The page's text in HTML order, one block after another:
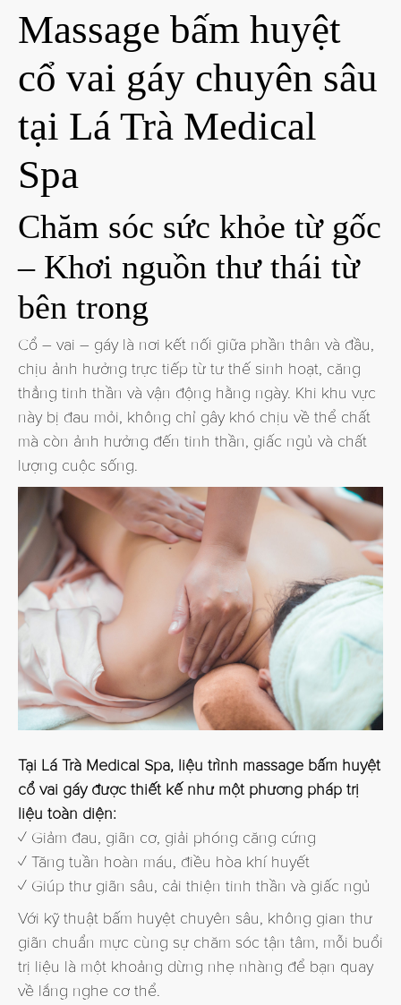
Massage bấm huyệt
cổ vai gáy chuyên sâu
tại Lá Trà Medical
Spa
Chăm sóc sức khỏe từ gốc
– Khơi nguồn thư thái từ
bên trong
Cổ – vai – gáy là nơi kết nối giữa phần thân và đầu,
chịu ảnh hưởng trực tiếp từ tư thế sinh hoạt, căng
thẳng tinh thần và vận động hằng ngày. Khi khu vực
này bị đau mỏi, không chỉ gây khó chịu về thể chất
mà còn ảnh hưởng đến tinh thần, giấc ngủ và chất
lượng cuộc sống.
Tại Lá Trà Medical Spa, liệu trình massage bấm huyệt
cổ vai gáy được thiết kế như một phương pháp trị
liệu toàn diện:
✓ Giảm đau, giãn cơ, giải phóng căng cứng
✓ Tăng tuần hoàn máu, điều hòa khí huyết
✓ Giúp thư giãn sâu, cải thiện tinh thần và giấc ngủ
Với kỹ thuật bấm huyệt chuyên sâu, không gian thư
giãn chuẩn mực cùng sự chăm sóc tận tâm, mỗi buổi
trị liệu là một khoảng dừng nhẹ nhàng để bạn quay
về lắng nghe cơ thể.